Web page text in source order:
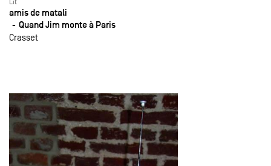
Lit
amis de matali
Quand Jim monte à Paris
Crasset